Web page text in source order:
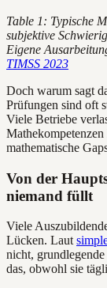
Table 1: Typische
subjektive
Eigene
TIMSS 2023
Doch warum sagt
Prüfungen sind oft
Viele Betriebe
mathematische
Von der
niemand füllt
Viele
Lücken. Laut
nicht,
das, obwohl sie